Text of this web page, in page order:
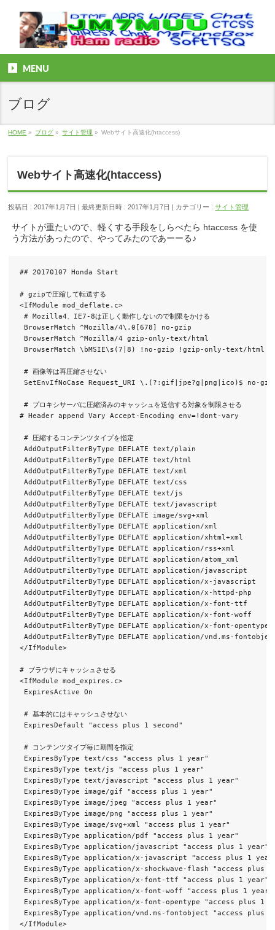
MENU
ブログ
HOME » ブログ » サイト管理 » Webサイト高速化(htaccess)
Webサイト高速化(htaccess)
投稿日 : 2017年1月7日 最終更新日時 : 2017年1月7日 カテゴリー :サイト管理
サイトが重たいので、軽くする手段をしらべたら htaccess を使
う方法があったので、やってみたのであーーる♪
## 20170107 Honda Start
# gzipで圧縮して転送する
<IfModule mod_deflate.c>
# Mozilla4、IE7-8は正しく動作しないので制限をかける
BrowserMatch ^Mozilla/4\.0[678] no-gzip
BrowserMatch ^Mozilla/4 gzip-only-text/html
BrowserMatch \bMSIE\s(7|8) !no-gzip !gzip-only-text/html
# 画像等は再圧縮させない
SetEnvIfNoCase Request_URI \.(?:gif|jpe?g|png|ico)$ no-
# プロキシサーバに圧縮済みのキャッシュを送信する対象を制限させる
# Header append Vary Accept-Encoding env=!dont-vary
# 圧縮するコンテンツタイプを指定
AddOutputFilterByType DEFLATE text/plain
AddOutputFilterByType DEFLATE text/html
AddOutputFilterByType DEFLATE text/xml
AddOutputFilterByType DEFLATE text/css
AddOutputFilterByType DEFLATE text/js
AddOutputFilterByType DEFLATE text/javascript
AddOutputFilterByType DEFLATE image/svg+xml
AddOutputFilterByType DEFLATE application/xml
AddOutputFilterByType DEFLATE application/xhtml+xml
AddOutputFilterByType DEFLATE application/rss+xml
AddOutputFilterByType DEFLATE application/atom_xml
AddOutputFilterByType DEFLATE application/javascript
AddOutputFilterByType DEFLATE application/x-javascript
AddOutputFilterByType DEFLATE application/x-httpd-php
AddOutputFilterByType DEFLATE application/x-font-ttf
AddOutputFilterByType DEFLATE application/x-font-woff
AddOutputFilterByType DEFLATE application/x-font-opentype
AddOutputFilterByType DEFLATE application/vnd.ms-
</IfModule>
# ブラウザにキャッシュさせる
<IfModule mod_expires.c>
ExpiresActive On
# 基本的にはキャッシュさせない
ExpiresDefault "access plus 1 second"
# コンテンツタイプ毎に期間を指定
ExpiresByType text/css "access plus 1 year"
ExpiresByType text/js "access plus 1 year"
ExpiresByType text/javascript "access plus 1 year"
ExpiresByType image/gif "access plus 1 year"
ExpiresByType image/jpeg "access plus 1 year"
ExpiresByType image/png "access plus 1 year"
ExpiresByType image/svg+xml "access plus 1 year"
ExpiresByType application/pdf "access plus 1 year"
ExpiresByType application/javascript "access plus 1 year"
ExpiresByType application/x-javascript "access plus 1
ExpiresByType application/x-shockwave-flash "access plus
ExpiresByType application/x-font-ttf "access plus 1 year"
ExpiresByType application/x-font-woff "access plus 1 year"
ExpiresByType application/x-font-opentype "access plus 1
ExpiresByType application/vnd.ms-fontobject "access plus
</IfModule>